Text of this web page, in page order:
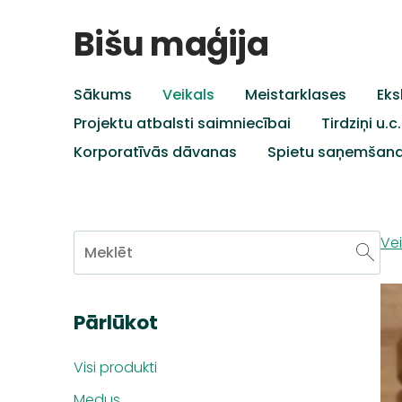
Bišu maģija
Sākums Veikals Meistarklases
Projektu atbalsti saimniecībai
Tirdziņi
Korporatīvās dāvanas
Spietu
Pārlūkot
Visi produkti